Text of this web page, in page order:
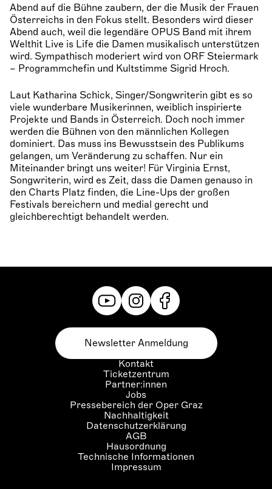
Abend auf die Bühne zaubern, der die Musik der Frauen
Österreichs in den Fokus stellt. Besonders wird dieser
Abend auch, weil die legendäre OPUS Band mit ihrem
Welthit Live is Life die Damen musikalisch unterstützen
wird. Sympathisch moderiert wird von ORF Steiermark
– Programmchefin und Kultstimme Sigrid Hroch.
Laut Katharina Schick, Singer/Songwriterin gibt es so
viele wunderbare Musikerinnen, weiblich inspirierte
Projekte und Bands in Österreich. Doch noch immer
werden die Bühnen von den männlichen Kollegen
dominiert. Das muss ins Bewusstsein des Publikums
gelangen, um Veränderung zu schaffen. Nur ein
Miteinander bringt uns weiter! Für Virginia Ernst,
Songwriterin, wird es Zeit, dass die Damen genauso in
den Charts Platz finden, die Line-Ups der großen
Festivals bereichern und medial gerecht und
gleichberechtigt behandelt werden.
Kontakt
Ticketzentrum
Partner:innen
Jobs
Pressebereich der Oper Graz
Nachhaltigkeit
Datenschutzerklärung
AGB
Hausordnung
Technische Informationen
Impressum
Newsletter Anmeldung